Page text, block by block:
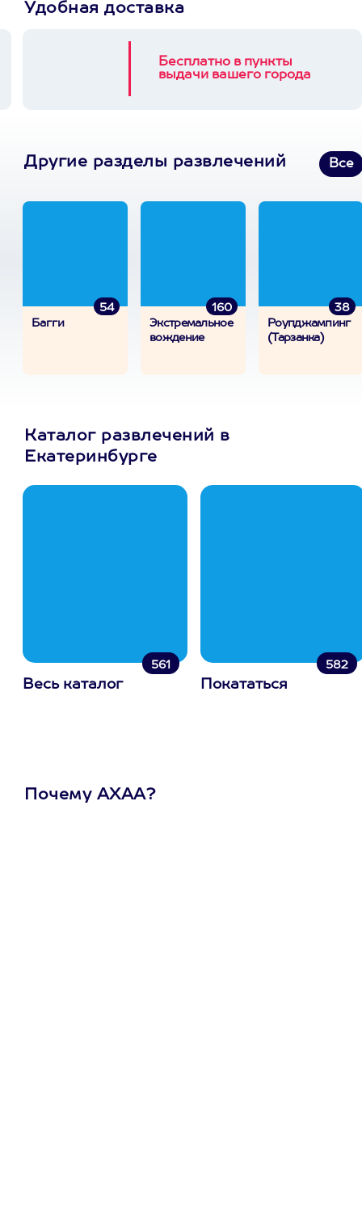
Удобная доставка
Бесплатно в пункты
выдачи вашего города
Другие разделы развлечений Все
54
Багги
160
Экстремальное
вождение
38
Роупджампинг
(Тарзанка)
Каталог развлечений в
Екатеринбурге
561
Весь каталог
582
Покататься
Почему АХАА?